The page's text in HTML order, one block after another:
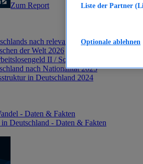
Zum Report
nach relevanten Altersgruppen 2024
der Welt 2026
II / Sozialgeld / Bürgergeld in
nach Nationalität 2025
in Deutschland 2024
- Daten & Fakten
Deutschland - Daten & Fakten
Liste der Partner
Optionale ablehnen